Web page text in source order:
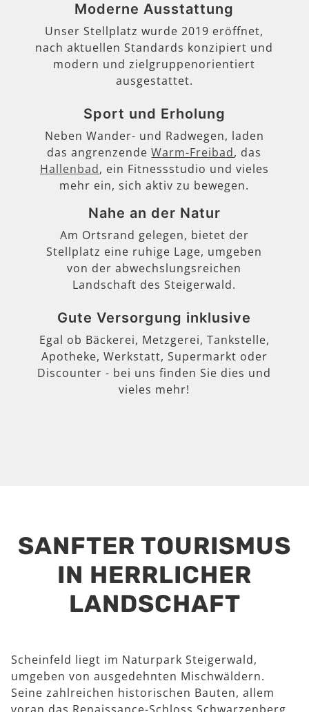
Moderne Ausstattung
Unser Stellplatz wurde 2019 eröffnet,
nach aktuellen Standards konzipiert und
modern und zielgruppenorientiert
ausgestattet.
Sport und Erholung
Neben Wander- und Radwegen, laden
das angrenzendeWarm-Freibad, das
Hallenbad, ein Fitnessstudio und vieles
mehr ein, sich aktiv zu bewegen.
Nahe an der Natur
Am Ortsrand gelegen, bietet der
Stellplatz eine ruhige Lage, umgeben
von der abwechslungsreichen
Landschaft des Steigerwald.
Gute Versorgung inklusive
Egal ob Bäckerei, Metzgerei, Tankstelle,
Apotheke, Werkstatt, Supermarkt oder
Discounter - bei uns finden Sie dies und
vieles mehr!
SANFTER TOURISMUS
IN HERRLICHER
LANDSCHAFT
Scheinfeld liegt im Naturpark Steigerwald,
umgeben von ausgedehnten Mischwäldern.
Seine zahlreichen historischen Bauten, allem